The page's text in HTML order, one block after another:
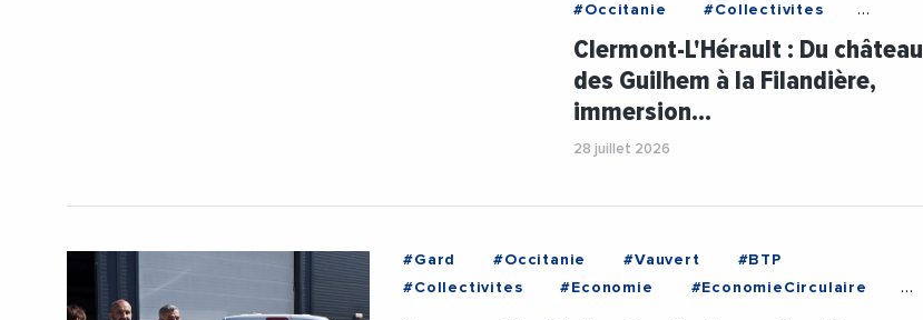
#Occitanie
#Collectivites
#Culture
#Decideurs
#MairieClermontHerault
#Patrimoine
#Urbanisme
Clermont-L'Hérault : Du château
des Guilhem à la Filandière,
immersion…
28 juillet 2026
#Gard #Occitanie #Vauvert
#BTP
#Collectivites
#Economie
#EconomieCirculaire